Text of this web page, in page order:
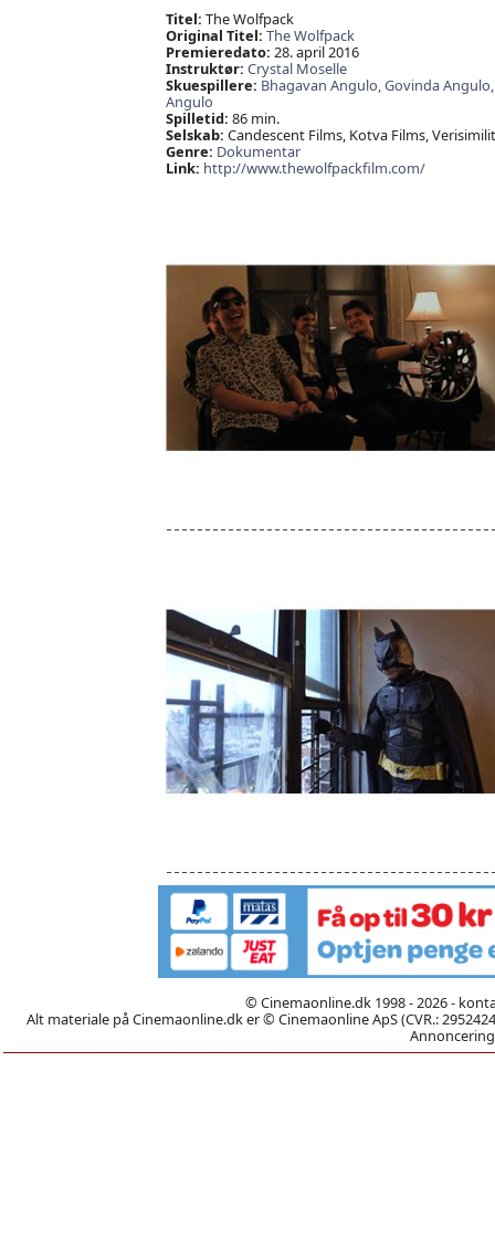
Titel: The Wolfpack
Original Titel: The Wolfpack
Premieredato: 28. april 2016
Instruktør: Crystal Moselle
Skuespillere: Bhagavan Angulo,Govinda
Angulo
Spilletid: 86 min.
Selskab: Candescent Films, Kotva Films,
Genre: Dokumentar
Link: http://www.thewolfpackfilm.com/
© Cinemaonline.dk 1998 - 2026 -
Alt materiale på Cinemaonline.dk er © Cinemaonline ApS (CVR.: